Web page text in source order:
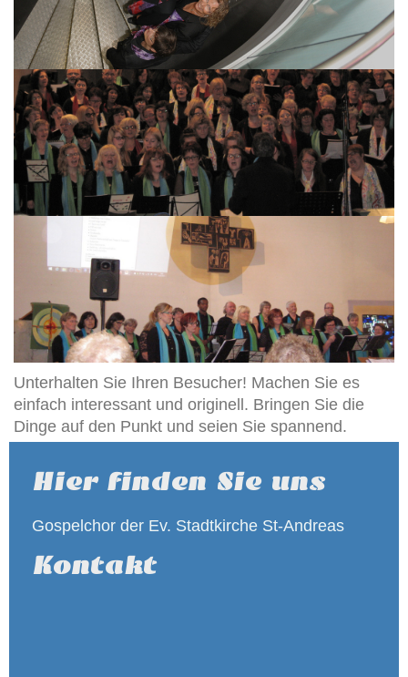
Unterhalten Sie Ihren Besucher! Machen Sie es
einfach interessant und originell. Bringen Sie die
Dinge auf den Punkt und seien Sie spannend.
Hier finden Sie uns
Gospelchor der Ev. Stadtkirche St-Andreas
Kontakt